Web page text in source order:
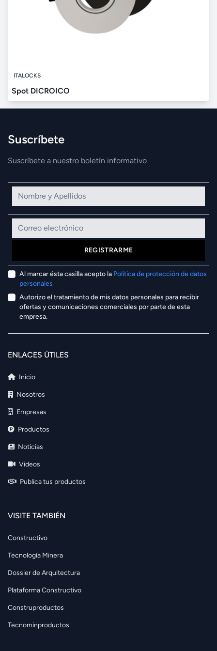
ITALOCKS
Spot DICROICO
Suscríbete
Suscríbete a nuestro boletín informativo
Nombre y Apellidos
Correo electrónico
REGISTRARME
Al marcar ésta casilla acepto la Política de protección de datos
personales
Autorizo el tratamiento de mis datos personales para recibir
ofertas y comunicaciones comerciales por parte de esta
empresa.
ENLACES ÚTILES
Inicio
Nosotros
Empresas
Productos
Noticias
Videos
Publica tus productos
VISITE TAMBIÉN
Constructivo
Tecnología Minera
Dossier de Arquitectura
Plataforma Constructivo
Construproductos
Tecnominproductos